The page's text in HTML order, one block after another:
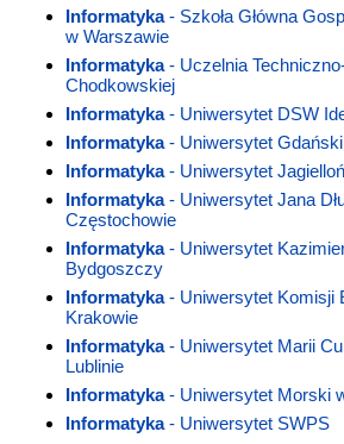
Informatyka- Szkoła Główna
w Warszawie
Informatyka- Uczelnia
Chodkowskiej
Informatyka- Uniwersytet DSW
Informatyka- Uniwersytet Gdański
Informatyka- Uniwersytet
Informatyka- Uniwersytet Jana
Częstochowie
Informatyka- Uniwersytet
Bydgoszczy
Informatyka- Uniwersytet Komisji
Krakowie
Informatyka- Uniwersytet Marii
Lublinie
Informatyka- Uniwersytet Morski
Informatyka- Uniwersytet SWPS